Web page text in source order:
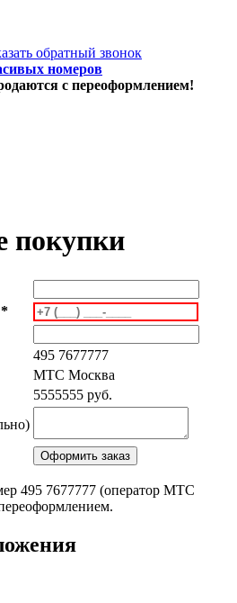
обратный звонок
номеров
с переоформлением!
покупки
*
495 7677777
MTC Москва
5555555 руб.
495 7677777 (оператор MTC